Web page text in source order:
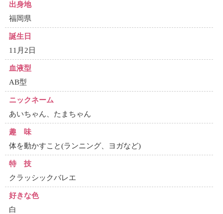
出身地
福岡県
誕生日
11月2日
血液型
AB型
ニックネーム
あいちゃん、たまちゃん
趣 味
体を動かすこと(ランニング、ヨガなど)
特 技
クラッシックバレエ
好きな色
白